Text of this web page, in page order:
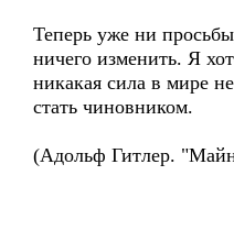
Теперь уже ни
ничего изменить. Я
никакая сила в мире
стать чиновником.
(Адольф Гитлер.